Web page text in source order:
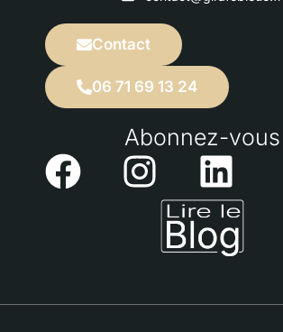
Contact
06 71 69 13 24
Abonnez-vous